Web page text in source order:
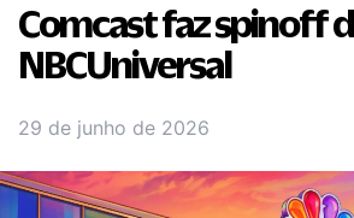
Comcast faz spinoff
NBCUniversal
29 de junho de 2026